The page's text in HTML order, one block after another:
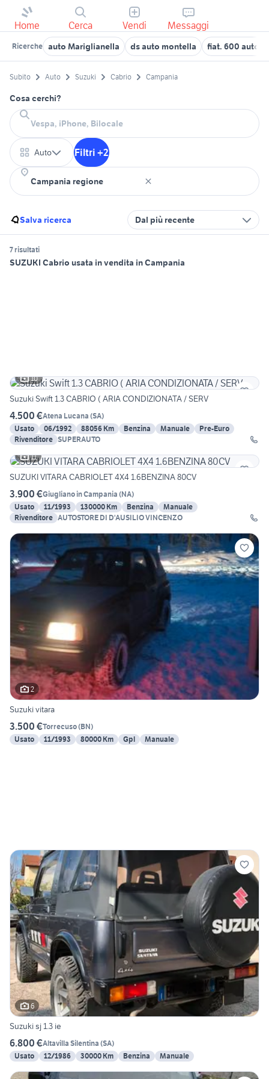
Home Cerca Vendi Messaggi
Ricerche auto Mariglianella ds auto montella fiat. 600 auto
Subito Auto Suzuki Cabrio Campania
Cosa cerchi?
Auto Filtri +2
Salva ricerca Dal più recente
7 risultati
SUZUKI Cabrio usata in vendita in Campania
10
Suzuki Swift 1.3 CABRIO ( ARIA CONDIZIONATA / SERV
4.500 €Atena Lucana (SA)
Usato
06/1992 88056 Km Benzina Manuale
Pre-Euro
Rivenditore SUPERAUTO
11
SUZUKI VITARA CABRIOLET 4X4 1.6BENZINA 80CV
3.900 €Giugliano in Campania (NA)
Usato
11/1993 130000 Km Benzina
Manuale
Rivenditore AUTOSTORE DI D'AUSILIO VINCENZO
2
Suzuki vitara
3.500 €Torrecuso(BN)
Usato
11/1993 80000 Km Gpl Manuale
6
Suzuki sj 1.3 ie
6.800 €Altavilla Silentina (SA)
Usato
12/1986 30000 Km Benzina Manuale